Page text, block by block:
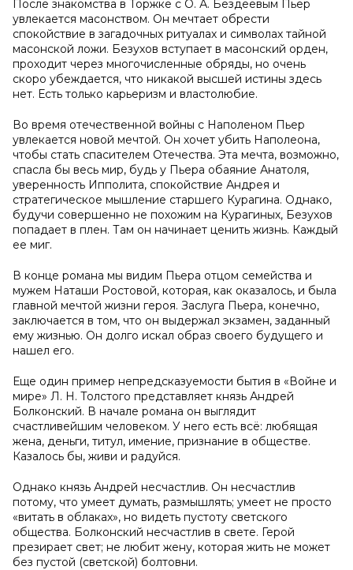
После знакомства в Торжке с О. А. Бездеевым Пьер
увлекается масонством. Он мечтает обрести
спокойствие в загадочных ритуалах и символах тайной
масонской ложи. Безухов вступает в масонский орден,
проходит через многочисленные обряды, но очень
скоро убеждается, что никакой высшей истины здесь
нет. Есть только карьеризм и властолюбие.
Во время отечественной войны с Наполеном Пьер
увлекается новой мечтой. Он хочет убить Наполеона,
чтобы стать спасителем Отечества. Эта мечта, возможно,
спасла бы весь мир, будь у Пьера обаяние Анатоля,
уверенность Ипполита, спокойствие Андрея и
стратегическое мышление старшего Курагина. Однако,
будучи совершенно не похожим на Курагиных, Безухов
попадает в плен. Там он начинает ценить жизнь. Каждый
ее миг.
В конце романа мы видим Пьера отцом семейства и
мужем Наташи Ростовой, которая, как оказалось, и была
главной мечтой жизни героя. Заслуга Пьера, конечно,
заключается в том, что он выдержал экзамен, заданный
ему жизнью. Он долго искал образ своего будущего и
нашел его.
Еще один пример непредсказуемости бытия в «Войне и
мире» Л. Н. Толстого представляет князь Андрей
Болконский. В начале романа он выглядит
счастливейшим человеком. У него есть всё: любящая
жена, деньги, титул, имение, признание в обществе.
Казалось бы, живи и радуйся.
Однако князь Андрей несчастлив. Он несчастлив
потому, что умеет думать, размышлять; умеет не просто
«витать в облаках», но видеть пустоту светского
общества. Болконский несчастлив в свете. Герой
презирает свет; не любит жену, которая жить не может
без пустой (светской) болтовни.